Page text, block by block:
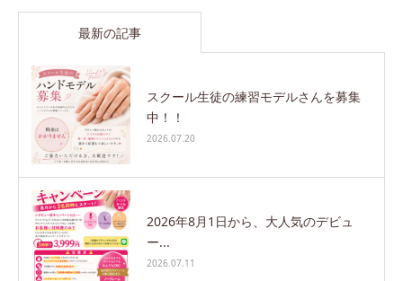
最新の記事
スクール生徒の練習モデルさんを募集
中！！
2026.07.20
2026年8月1日から、大人気のデビュ
ー...
2026.07.11